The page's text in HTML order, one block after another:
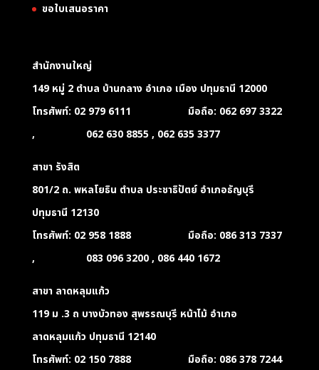
ขอใบเสนอราคา
สำนักงานใหญ่
149 หมู่ 2 ตำบล บ้านกลาง อำเภอ เมือง ปทุมธานี 12000
โทรศัพท์: 02 979 6111 มือถือ: 062 697 3322
, 062 630 8855 , 062 635 3377
สาขา รังสิต
801/2 ถ. พหลโยธิน ตำบล ประชาธิปัตย์ อำเภอธัญบุรี
ปทุมธานี 12130
โทรศัพท์: 02 958 1888 มือถือ: 086 313 7337
, 083 096 3200 , 086 440 1672
สาขา ลาดหลุมแก้ว
119 ม .3 ถ บางบัวทอง สุพรรณบุรี หน้าไม้ อำเภอ
ลาดหลุมแก้ว ปทุมธานี 12140
โทรศัพท์: 02 150 7888 มือถือ: 086 378 7244